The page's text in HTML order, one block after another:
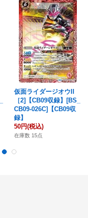
仮面ライダージオウII
［2]【CB09収録】[BS_
CB09-026C]【CB09収
録】
50円(税込)
在庫数 15点